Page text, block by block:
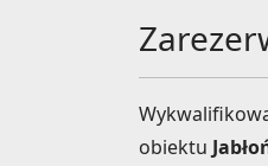
obiektu